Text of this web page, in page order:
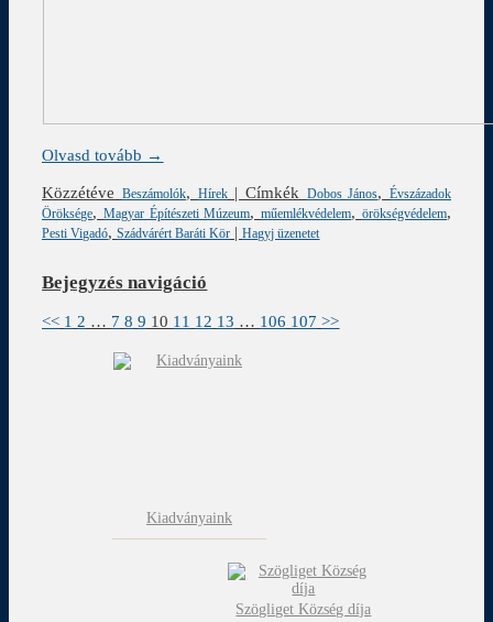
Olvasd tovább →
Közzétéve
Beszámolók, Hírek| Címkék Dobos János,
Évszázadok
Öröksége, Magyar Építészeti Múzeum,műemlékvédelem, örökségvédelem,
Pesti Vigadó,Szádvárért Baráti Kör |Hagyj üzenetet
Bejegyzés navigáció
<< 1 2 … 7 8 9 10 11 12 13 … 106 107 >>
Kiadványaink
Szögliget Község díja